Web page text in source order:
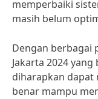
memperbaiki
masih belum
Dengan berbagai
Jakarta 2024
diharapkan dapat
benar mampu